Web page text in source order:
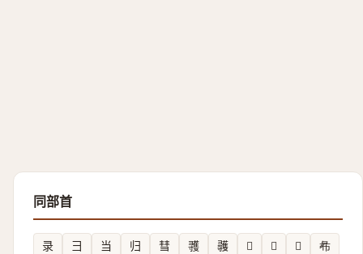
同部首
录 彐 当 归 彗 彟 彠 𢑡 𢑛 𢑹
㣇